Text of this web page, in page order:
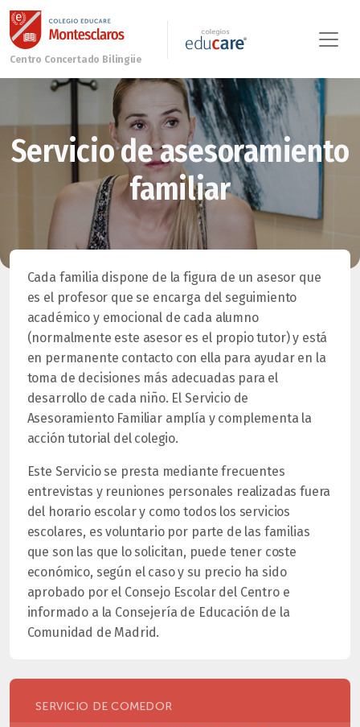
Servicio de asesoramiento
familiar
Cada familia dispone de la figura de un asesor que
es el profesor que se encarga del seguimiento
académico y emocional de cada alumno
(normalmente este asesor es el propio tutor) y está
en permanente contacto con ella para ayudar en la
toma de decisiones más adecuadas para el
desarrollo de cada niño. El Servicio de
Asesoramiento Familiar amplía y complementa la
acción tutorial del colegio.
Este Servicio se presta mediante frecuentes
entrevistas y reuniones personales realizadas fuera
del horario escolar y como todos los servicios
escolares, es voluntario por parte de las familias
que son las que lo solicitan, puede tener coste
económico, según el caso y su precio ha sido
aprobado por el Consejo Escolar del Centro e
informado a la Consejería de Educación de la
Comunidad de Madrid.
SERVICIO DE COMEDOR